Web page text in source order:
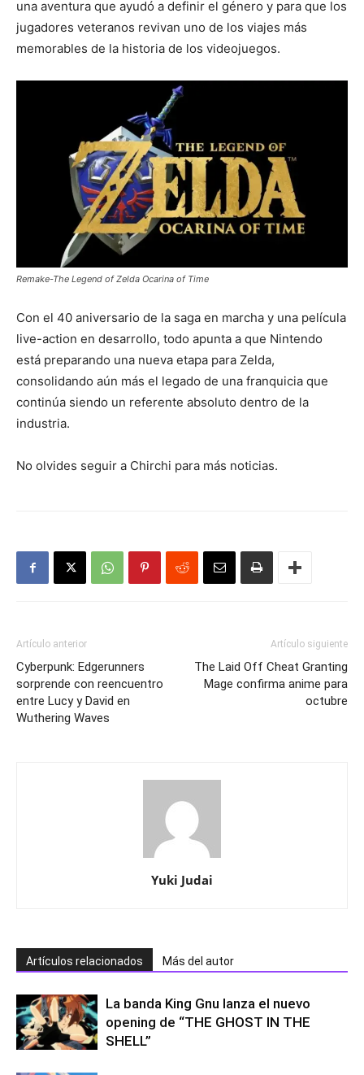
una aventura que ayudó a definir el género y para que los
jugadores veteranos revivan uno de los viajes más
memorables de la historia de los videojuegos.
Remake-The Legend of Zelda Ocarina of Time
Con el 40 aniversario de la saga en marcha y una película
live-action en desarrollo, todo apunta a que Nintendo
está preparando una nueva etapa para Zelda,
consolidando aún más el legado de una franquicia que
continúa siendo un referente absoluto dentro de la
industria.
No olvides seguir a Chirchi para más noticias.
Artículo anterior
Cyberpunk: Edgerunners
sorprende con reencuentro
entre Lucy y David en
Wuthering Waves
Artículo siguiente
The Laid Off Cheat Granting
Mage confirma anime para
octubre
Yuki Judai
Artículos relacionados Más del autor
La banda King Gnu lanza el nuevo
opening de “THE GHOST IN THE
SHELL”